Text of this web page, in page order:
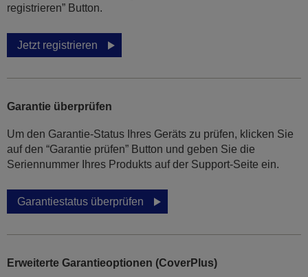
registrieren” Button.
Jetzt registrieren
Garantie überprüfen
Um den Garantie-Status Ihres Geräts zu prüfen, klicken Sie
auf den “Garantie prüfen” Button und geben Sie die
Seriennummer Ihres Produkts auf der Support-Seite ein.
Garantiestatus überprüfen
Erweiterte Garantieoptionen (CoverPlus)